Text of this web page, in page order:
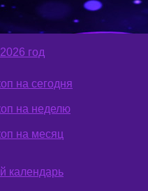
год
на сегодня
на неделю
на месяц
календарь